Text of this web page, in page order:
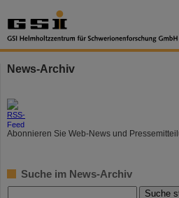
News-Archiv
Abonnieren Sie Web-News und
Suche im News-Archiv